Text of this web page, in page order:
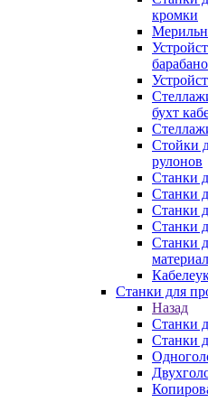
кромки
бухт
Стойки
рулонов
Станки
Станки
Станки
Станки
Станки
Станки для
Назад
Станки
Станки